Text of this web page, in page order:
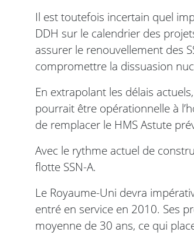
Il est toutefois incertain quel
DDH sur le calendrier des
assurer le renouvellement des
compromettre la dissuasion
En extrapolant les délais
pourrait être opérationnelle à
de remplacer le HMS Astute
Avec le rythme actuel de
flotte SSN-A.
Le Royaume-Uni devra
entré en service en 2010. Ses
moyenne de 30 ans, ce qui